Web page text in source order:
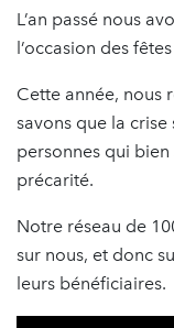
L’an passé nous
l’occasion des
Cette année, nous
savons que la
personnes qui
précarité.
Notre réseau de
sur nous, et donc
leurs bénéficiaires.